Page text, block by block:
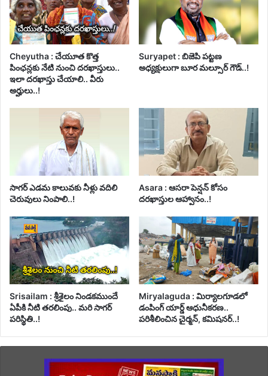
Cheyutha : చేయూత కొత్త
పింఛన్లకు నేటి నుంచి దరఖాస్తులు..
ఇలా దరఖాస్తు చేయాలి.. వీరు
అర్హులు..!
Suryapet : బిజెపి పట్టణ
అధ్యక్షులుగా బూర మల్సూర్ గౌడ్..!
సాగర్ ఎడమ కాలువకు నీళ్లు వదిలి
చెరువులు నింపాలి..!
Asara : ఆసరా పెన్షన్ కోసం
దరఖాస్తుల ఆహ్వానం..!
Srisailam : శ్రీశైలం నిండకముందే
ఏపీకి నీటి తరలింపు.. మరి సాగర్
పరిస్థితి..!
Miryalaguda : మిర్యాలగూడలో
డంపింగ్ యార్డ్ ఆధునీకరణ..
పరిశీలించిన చైర్మన్, కమిషనర్..!